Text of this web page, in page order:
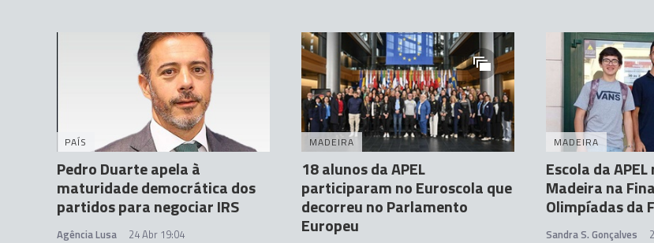
PAÍS
Pedro Duarte apela à
maturidade democrática dos
partidos para negociar IRS
Agência Lusa 24 Abr 19:04
MADEIRA
18 alunos da APEL
participaram no Euroscola que
decorreu no Parlamento
Europeu
MADEIRA
Escola da
Madeira na
Olimpíadas da
Sandra S. Gonçalves